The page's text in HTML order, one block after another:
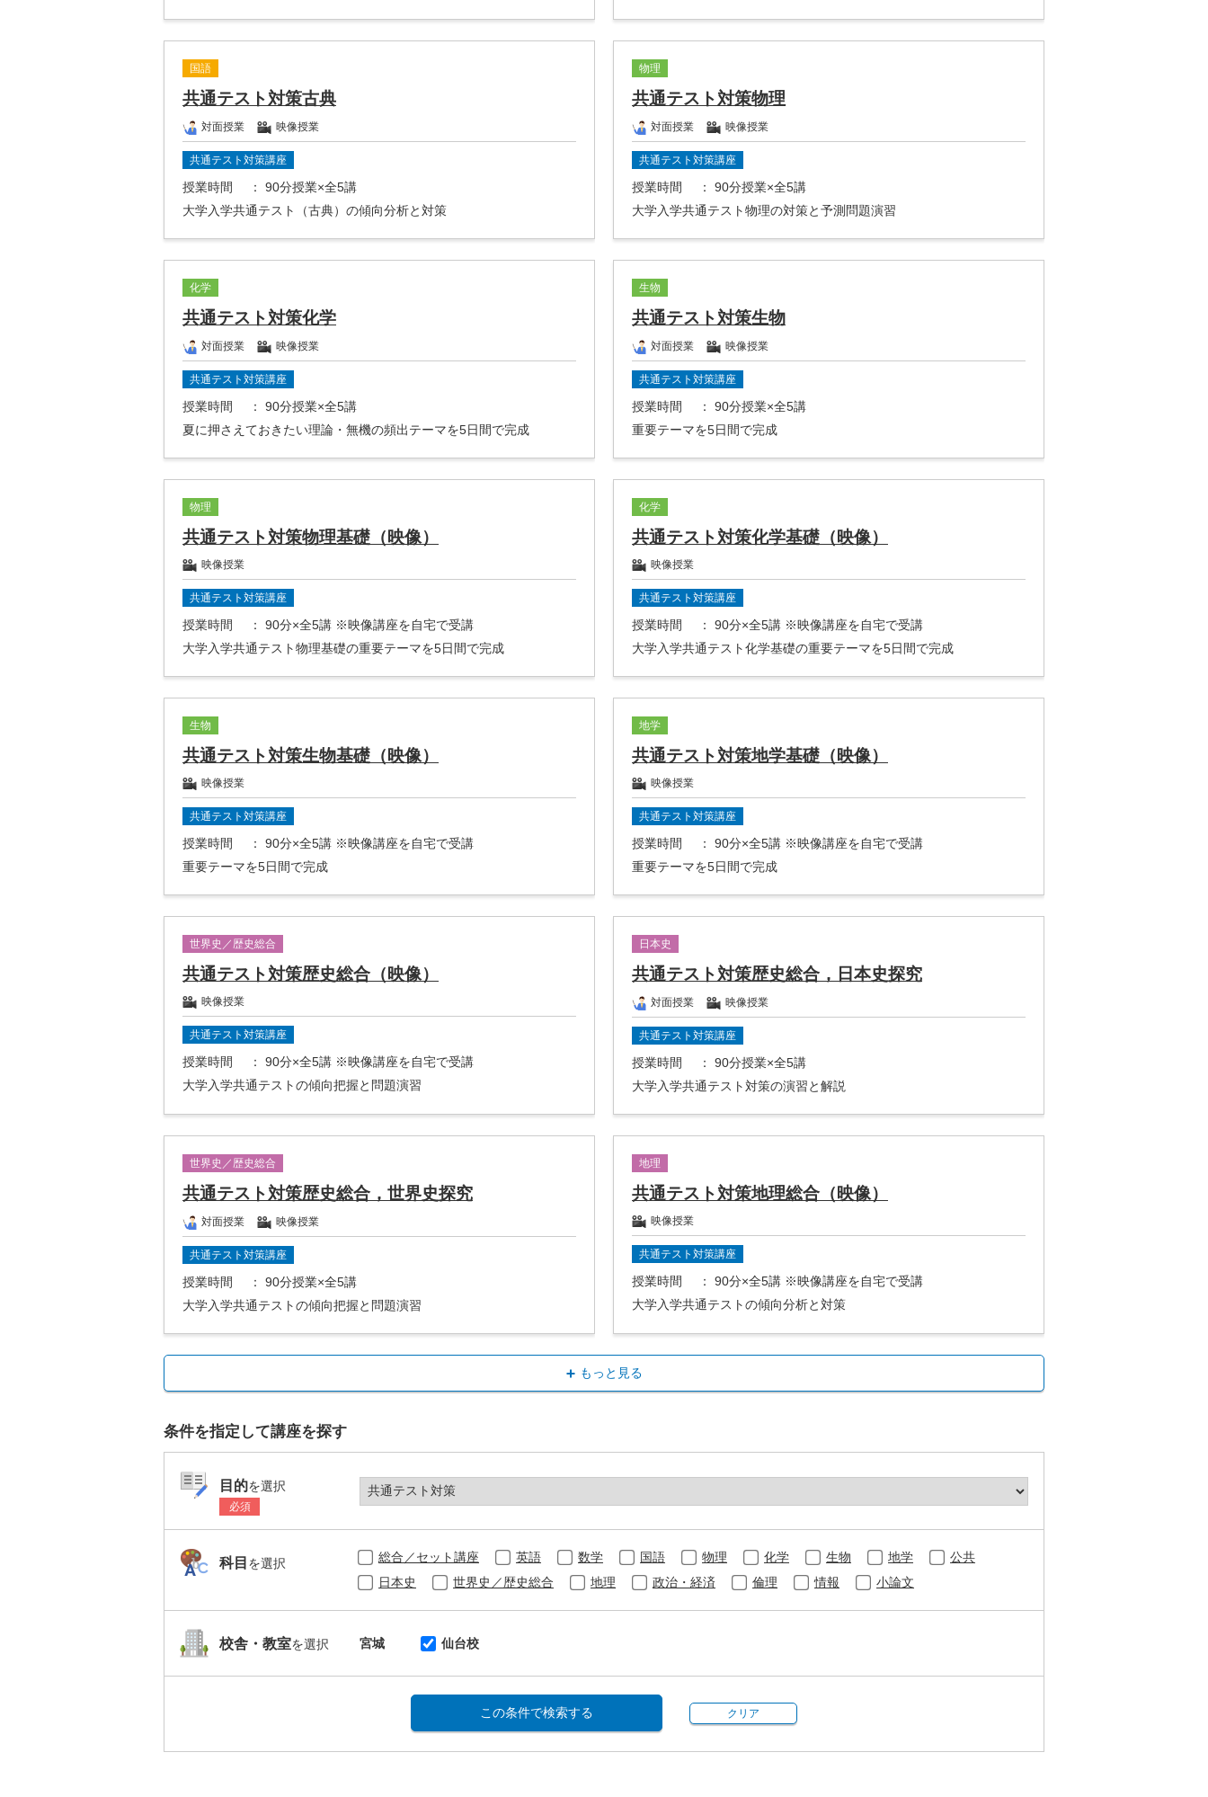
国語
共通テスト対策古典
対面授業 映像授業
共通テスト対策講座
授業時間
： 90分授業×全5講
大学入学共通テスト（古典）の傾向分析と対策
物理
共通テスト対策物理
対面授業 映像授業
共通テスト対策講座
授業時間
： 90分授業×全5講
大学入学共通テスト物理の対策と予測問題演習
化学
共通テスト対策化学
対面授業 映像授業
共通テスト対策講座
授業時間
： 90分授業×全5講
夏に押さえておきたい理論・無機の頻出テーマを5日間で完成
生物
共通テスト対策生物
対面授業 映像授業
共通テスト対策講座
授業時間
： 90分授業×全5講
重要テーマを5日間で完成
物理
共通テスト対策物理基礎（映像）
映像授業
共通テスト対策講座
授業時間
： 90分×全5講 ※映像講座を自宅で受講
大学入学共通テスト物理基礎の重要テーマを5日間で完成
化学
共通テスト対策化学基礎（映像）
映像授業
共通テスト対策講座
授業時間
： 90分×全5講 ※映像講座を自宅で受講
大学入学共通テスト化学基礎の重要テーマを5日間で完成
生物
共通テスト対策生物基礎（映像）
映像授業
共通テスト対策講座
授業時間
： 90分×全5講 ※映像講座を自宅で受講
重要テーマを5日間で完成
地学
共通テスト対策地学基礎（映像）
映像授業
共通テスト対策講座
授業時間
： 90分×全5講 ※映像講座を自宅で受講
重要テーマを5日間で完成
世界史／歴史総合
共通テスト対策歴史総合（映像）
映像授業
共通テスト対策講座
授業時間
： 90分×全5講 ※映像講座を自宅で受講
大学入学共通テストの傾向把握と問題演習
日本史
共通テスト対策歴史総合，日本史探究
対面授業 映像授業
共通テスト対策講座
授業時間
： 90分授業×全5講
大学入学共通テスト対策の演習と解説
世界史／歴史総合
共通テスト対策歴史総合，世界史探究
対面授業 映像授業
共通テスト対策講座
授業時間
： 90分授業×全5講
大学入学共通テストの傾向把握と問題演習
地理
共通テスト対策地理総合（映像）
映像授業
共通テスト対策講座
授業時間
： 90分×全5講 ※映像講座を自宅で受講
大学入学共通テストの傾向分析と対策
もっと見る
条件を指定して講座を探す
目的を選択
必須
科目 を選択 総合／セット講座 英語 数学 国語 物理 化学 生物 地学
公共
日本史
世界史／歴史総合 地理 政治・経済 倫理 情報 小論文
校舎・教室を選択 宮城 仙台校
この条件で検索する クリア